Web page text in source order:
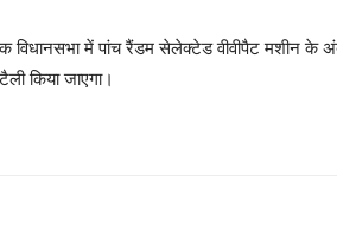
विधानसभा में पांच रैंडम सेलेक्टेड वीवीपैट मशीन के
किया जाएगा।